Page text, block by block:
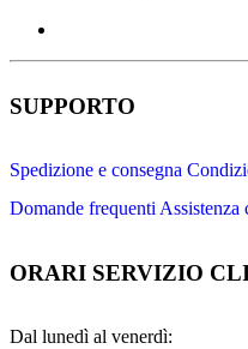
SUPPORTO
Spedizione e consegna
Domande frequenti Assistenza
ORARI SERVIZIO
Dal lunedì al venerdì: